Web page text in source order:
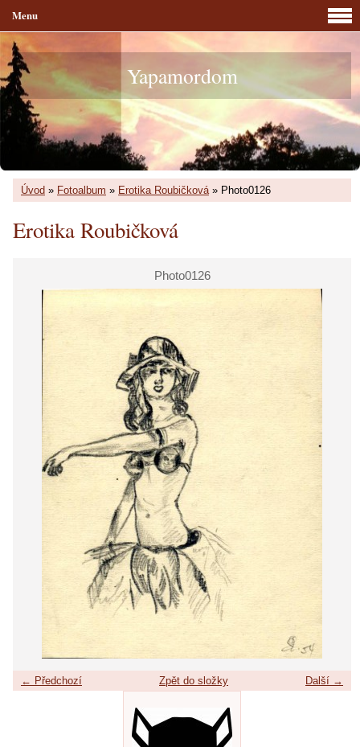
Yapamordom
Úvod » Fotoalbum » Erotika Roubičková» Photo0126
Erotika Roubičková
Photo0126
← Předchozí Další →
Zpět do složky
Menu